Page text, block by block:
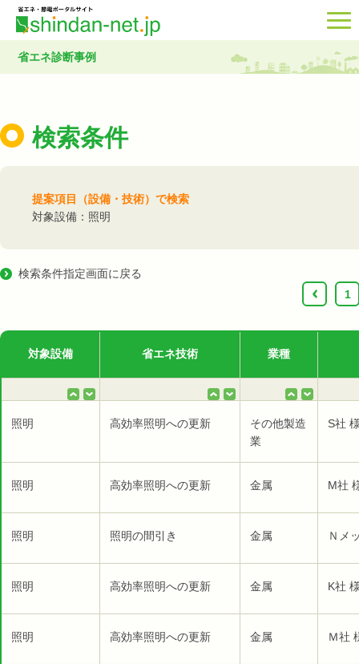
省エネ診断事例
検索条件
提案項目（設備・技術）で検索
対象設備：照明
検索条件指定画面に戻る
‹
1
対象設備 省エネ技術 業種
照明 高効率照明への更新
その他製造
業
S社
照明 高効率照明への更新 金属 M社
照明 照明の間引き 金属 Ｎメ
照明 高効率照明への更新 金属 K社
照明 高効率照明への更新 金属 Ｍ社